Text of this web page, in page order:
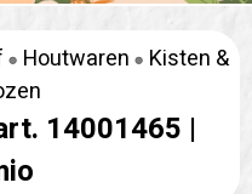
Houtwaren
Kisten &
14001465 |